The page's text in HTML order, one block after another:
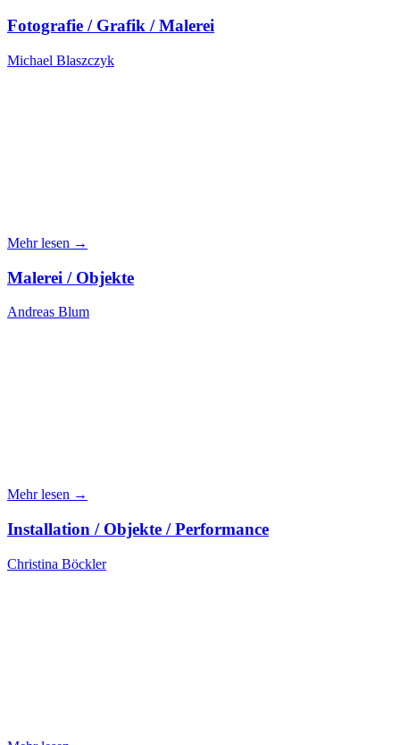
Fotografie / Grafik / Malerei
Michael Blaszczyk
Mehr lesen →
Malerei / Objekte
Andreas Blum
Mehr lesen →
Installation / Objekte / Performance
Christina Böckler